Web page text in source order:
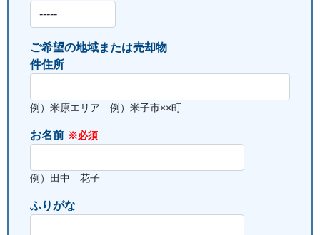
ご希望の地域または売却物
件住所
例）米原エリア 例）米子市××町
お名前 ※必須
例）田中 花子
ふりがな